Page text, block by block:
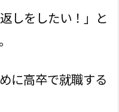
しをしたい！」と
に高卒で就職する